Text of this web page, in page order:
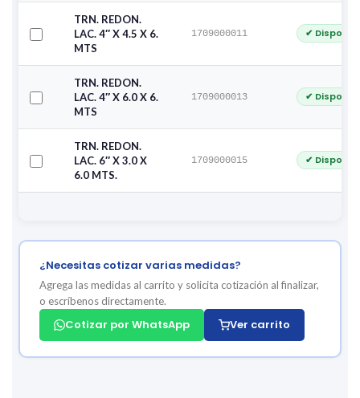
TRN. REDON.
LAC. 4″ X 4.5 X 6.
MTS
1709000011 ✔
TRN. REDON.
LAC. 4″ X 6.0 X 6.
MTS
1709000013 ✔
TRN. REDON.
LAC. 6″ X 3.0 X
6.0 MTS.
1709000015 ✔
¿Necesitas cotizar varias medidas?
Agrega las medidas al carrito y solicita cotización al finalizar,
o escríbenos directamente.
Cotizar por WhatsApp Ver carrito